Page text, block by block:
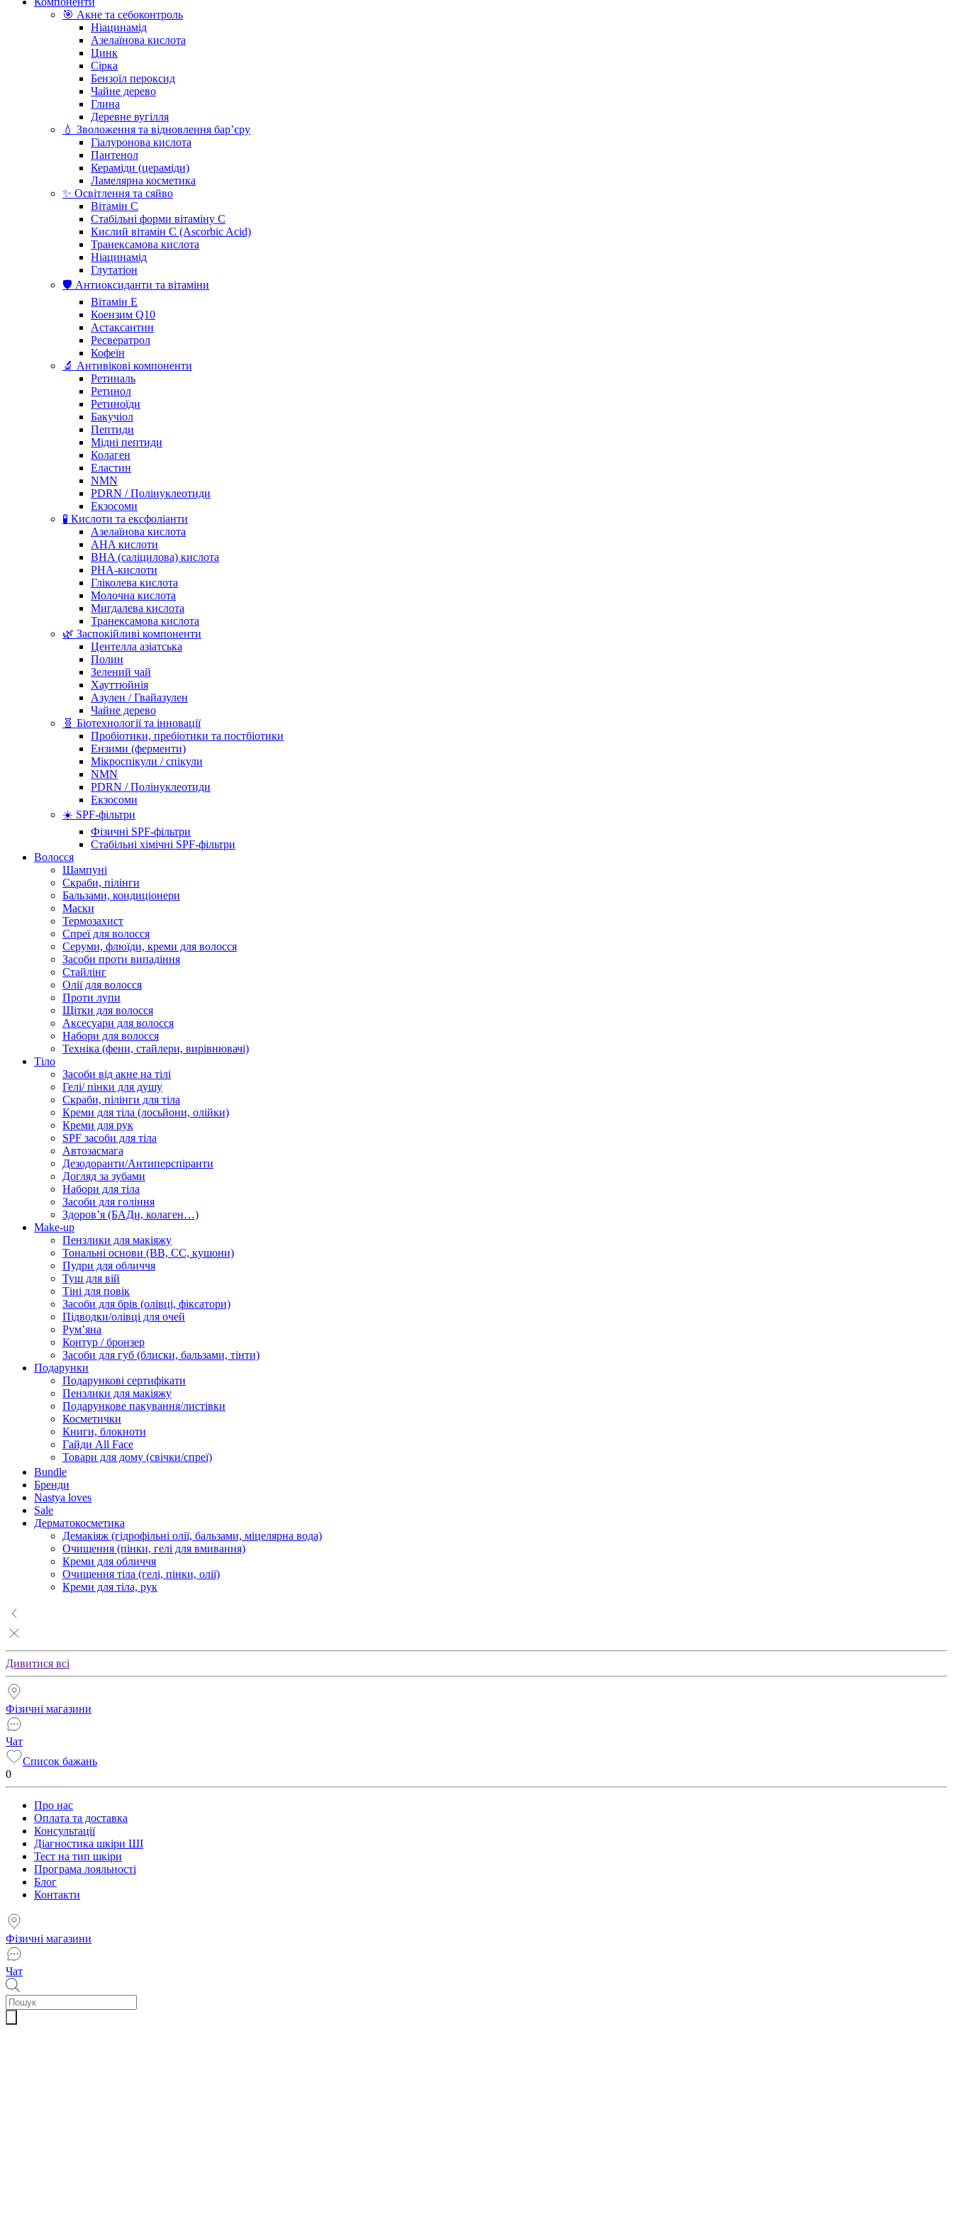
🎯 Акне та себоконтроль
Ніацинамід
Азелаїнова кислота
Цинк
Сірка
Бензоїл пероксид
Чайне дерево
Глина
Деревне вугілля
💧 Зволоження та відновлення бар’єру
Гіалуронова кислота
Пантенол
Кераміди (цераміди)
Ламелярна косметика
✨ Освітлення та сяйво
Вітамін С
Стабільні форми вітаміну С
Кислий вітамін С (Ascorbic Acid)
Транексамова кислота
Ніацинамід
Глутатіон
🛡️ Антиоксиданти та вітаміни
Вітамін Е
Коензим Q10
Астаксантин
Ресвератрол
Кофеїн
🔬 Антивікові компоненти
Ретиналь
Ретинол
Ретиноїди
Бакучіол
Пептиди
Мідні пептиди
Колаген
Еластин
NMN
PDRN / Полінуклеотиди
Екзосоми
🧪 Кислоти та ексфоліанти
Азелаїнова кислота
AHA кислоти
BHA (саліцилова) кислота
PHA-кислоти
Гліколева кислота
Молочна кислота
Мигдалева кислота
Транексамова кислота
🌿 Заспокійливі компоненти
Центелла азіатська
Полин
Зелений чай
Хауттюйнія
Азулен / Гвайазулен
Чайне дерево
🧬 Біотехнології та інновації
Пробіотики, пребіотики та постбіотики
Ензими (ферменти)
Мікроспікули / спікули
NMN
PDRN / Полінуклеотиди
Екзосоми
☀️ SPF-фільтри
Фізичні SPF-фільтри
Стабільні хімічні SPF-фільтри
Волосся
Шампуні
Скраби, пілінги
Бальзами, кондиціонери
Маски
Термозахист
Спреї для волосся
Серуми, флюїди, креми для волосся
Засоби проти випадіння
Стайлінг
Олії для волосся
Проти лупи
Щітки для волосся
Аксесуари для волосся
Набори для волосся
Техніка (фени, стайлери, вирівнювачі)
Тіло
Засоби від акне на тілі
Гелі/ пінки для душу
Скраби, пілінги для тіла
Креми для тіла (лосьйони, олійки)
Креми для рук
SPF засоби для тіла
Автозасмага
Дезодоранти/Антиперспіранти
Догляд за зубами
Набори для тіла
Засоби для гоління
Здоровʼя (БАДи, колаген…)
Make-up
Пензлики для макіяжу
Тональні основи (BB, CC, кушони)
Пудри для обличчя
Туш для вій
Тіні для повік
Засоби для брів (олівці, фіксатори)
Підводки/олівці для очей
Румʼяна
Контур / бронзер
Засоби для губ (блиски, бальзами, тінти)
Подарунки
Подарункові сертифікати
Пензлики для макіяжу
Подарункове пакування/листівки
Косметички
Книги, блокноти
Гайди All Face
Товари для дому (свічки/спреї)
Bundle
Бренди
Nastya loves
Sale
Дерматокосметика
Демакіяж (гідрофільні олії, бальзами, міцелярна вода)
Очищення (пінки, гелі для вмивання)
Креми для обличчя
Очищення тіла (гелі, пінки, олії)
Креми для тіла, рук
Дивитися всі
Фізичні магазини
Чат
Список бажань
0
Про нас
Оплата та доставка
Консультації
Діагностика шкіри ШІ
Тест на тип шкіри
Програма лояльності
Блог
Контакти
Фізичні магазини
Чат
Пошук
товарів